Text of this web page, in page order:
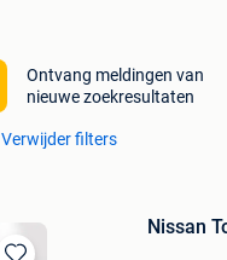
Ontvang meldingen van
nieuwe zoekresultaten
Verwijder filters
Nissan